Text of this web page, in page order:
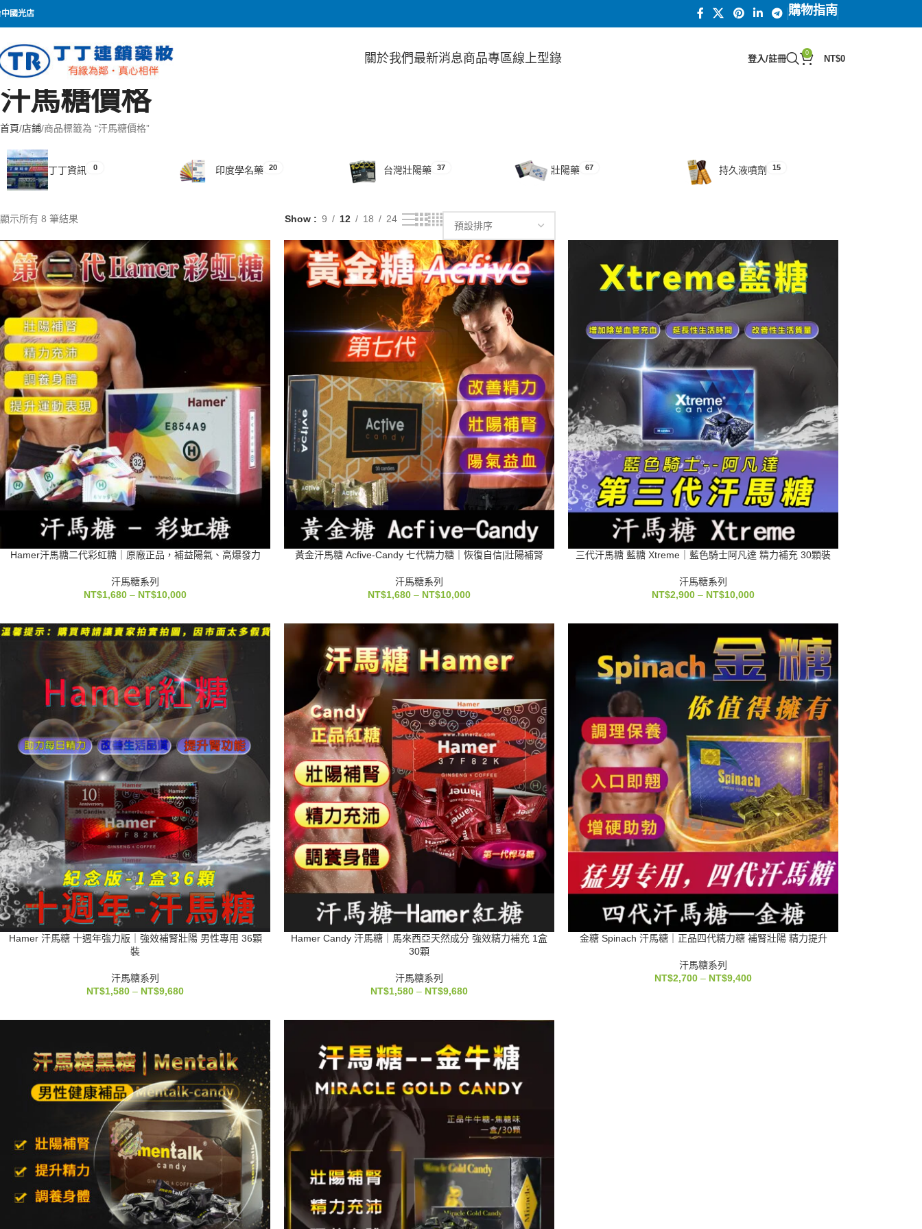
國光店 購物指南
關於我們最新消息商品專區線上型錄 登入/註冊
0
NT$0
汗馬糖價格
首頁 店鋪 商品標籤為 “汗馬糖價格”
丁丁資訊 0 印度學名藥 20 台灣壯陽藥 37 壯陽藥 67 持久液噴劑 15
顯示所有 8 筆結果 Show 9 12 18 24
Hamer汗馬糖二代彩虹糖｜原廠正品，補益陽氣、高爆發力
汗馬糖系列
NT$1,680 – NT$10,000
黃金汗馬糖 Acfive-Candy 七代精力糖｜恢復自信|壯陽補腎
汗馬糖系列
NT$1,680 – NT$10,000
三代汗馬糖 藍糖 Xtreme｜藍色騎士阿凡達 精力補充 30顆裝
汗馬糖系列
NT$2,900 – NT$10,000
Hamer 汗馬糖 十週年強力版｜強效補腎壯陽 男性專用 36顆
裝
汗馬糖系列
NT$1,580 – NT$9,680
Hamer Candy 汗馬糖｜馬來西亞天然成分 強效精力補充 1盒
30顆
汗馬糖系列
NT$1,580 – NT$9,680
金糖 Spinach 汗馬糖｜正品四代精力糖 補腎壯陽 精力提升
汗馬糖系列
NT$2,700 – NT$9,400